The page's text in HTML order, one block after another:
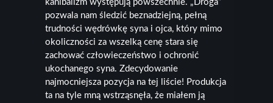
kanibalizm występują powszechnie. „Droga”
pozwala nam śledzić beznadziejną, pełną
trudności wędrówkę syna i ojca, który mimo
okoliczności za wszelką cenę stara się
zachować człowieczeństwo i ochronić
ukochanego syna. Zdecydowanie
najmocniejsza pozycja na tej liście! Produkcja
ta na tyle mną wstrząsnęła, że miałem ją